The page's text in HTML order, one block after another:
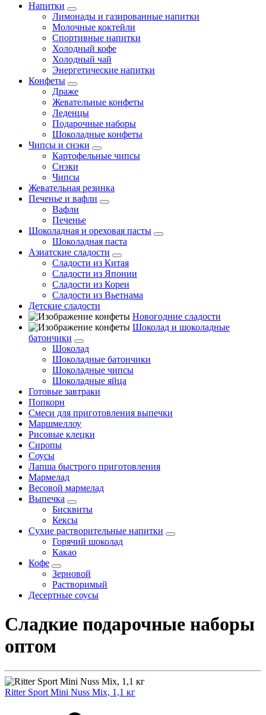
Напитки
Лимонады и газированные напитки
Молочные коктейли
Спортивные напитки
Холодный кофе
Холодный чай
Энергетические напитки
Конфеты
Драже
Жевательные конфеты
Леденцы
Подарочные наборы
Шоколадные конфеты
Чипсы и снэки
Картофельные чипсы
Снэки
Чипсы
Жевательная резинка
Печенье и вафли
Вафли
Печенье
Шоколадная и ореховая пасты
Шоколадная паста
Азиатские сладости
Сладости из Китая
Сладости из Японии
Сладости из Кореи
Сладости из Вьетнама
Детские сладости
Новогодние сладости
Шоколад и шоколадные
батончики
Шоколад
Шоколадные батончики
Шоколадные чипсы
Шоколадные яйца
Готовые завтраки
Попкорн
Смеси для приготовления выпечки
Маршмеллоу
Рисовые клецки
Сиропы
Соусы
Лапша быстрого приготовления
Мармелад
Весовой мармелад
Выпечка
Бисквиты
Кексы
Сухие растворительные напитки
Горячий шоколад
Какао
Кофе
Зерновой
Растворимый
Десертные соусы
Сладкие подарочные наборы
оптом
Ritter Sport Mini Nuss Mix, 1,1 кг